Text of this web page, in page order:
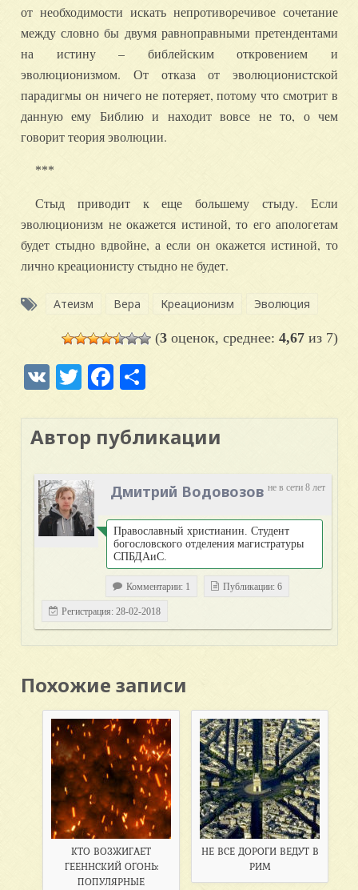
от необходимости искать непротиворечивое сочетание
между словно бы двумя равноправными претендентами
на истину – библейским откровением и
эволюционизмом. От отказа от эволюционистской
парадигмы он ничего не потеряет, потому что смотрит в
данную ему Библию и находит вовсе не то, о чем
говорит теория эволюции.
***
Стыд приводит к еще большему стыду. Если
эволюционизм не окажется истиной, то его апологетам
будет стыдно вдвойне, а если он окажется истиной, то
лично креационисту стыдно не будет.
Атеизм Вера Креационизм Эволюция
(3 оценок, среднее: 4,67 из 7)
VK TwitterFacebook
Автор публикации
не в сети 8 лет
Дмитрий Водовозов
Православный христианин. Студент
богословского отделения магистратуры
СПБДАиС.
Комментарии: 1 Публикации: 6
Регистрация: 28-02-2018
Похожие записи
КТО ВОЗЖИГАЕТ
ГЕЕННСКИЙ ОГОНЬ:
ПОПУЛЯРНЫЕ
НЕ ВСЕ ДОРОГИ ВЕДУТ В
РИМ